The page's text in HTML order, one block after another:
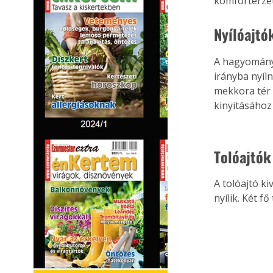
A
irányba
mekkora tér
Tolóajtók
A tolóajtó
nyílik. Két fő